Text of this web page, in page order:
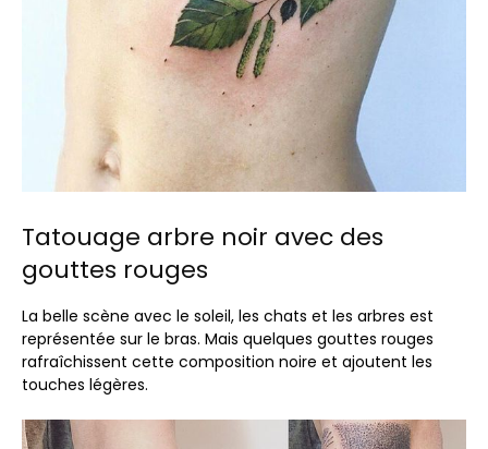
Tatouage arbre noir avec des
gouttes rouges
La belle scène avec le soleil, les chats et les arbres est
représentée sur le bras. Mais quelques gouttes rouges
rafraîchissent cette composition noire et ajoutent les
touches légères.